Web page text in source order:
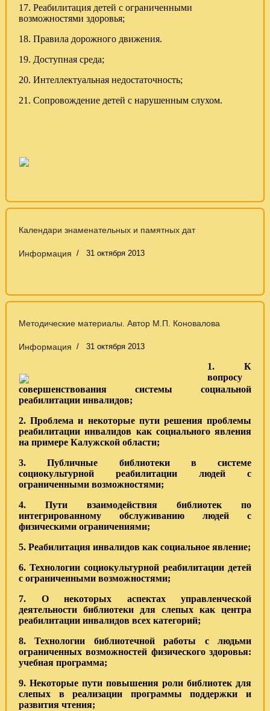
17. Реабилитация детей с ограниченными
возможностями здоровья;
18. Правила дорожного движения.
19. Доступная среда;
20. Интеллектуальная недостаточность;
21. Сопровождение детей с нарушенным слухом.
Календари знаменательных и памятных дат
Информация 31 октября 2013
Методические материалы. Автор М.П. Коновалова
Информация 31 октября 2013
1. К
вопросу
совершенствования системы социальной
реабилитации инвалидов;
2. Проблема и некоторые пути решения проблемы
реабилитации инвалидов как социального явления
на примере Калужской области;
3. Публичные библиотеки в системе
социокультурной реабилитации людей с
ограниченными возможностями;
4. Пути взаимодействия библиотек по
интегрированному обслуживанию людей с
физическими ограничениями;
5. Реабилитация инвалидов как социальное явление;
6. Технологии социокультурной реабилитации детей
с ограниченными возможностями;
7. О некоторых аспектах управленческой
деятельности библиотеки для слепых как центра
реабилитации инвалидов всех категорий;
8. Технологии библиотечной работы с людьми
ограниченных возможностей физического здоровья:
учебная программа;
9. Некоторые пути повышения роли библиотек для
слепых в реализации программы поддержки и
развития чтения;